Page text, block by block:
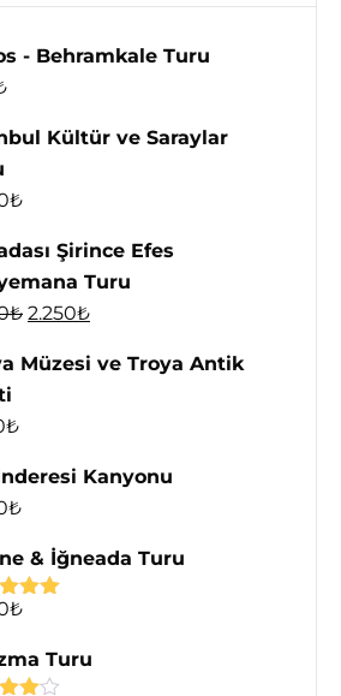
- Behramkale Turu
Kültür ve Saraylar
₺
Şirince Efes
Turu
₺ 2.250₺
Müzesi ve Troya Antik
₺
Kanyonu
₺
& İğneada Turu
₺
Turu